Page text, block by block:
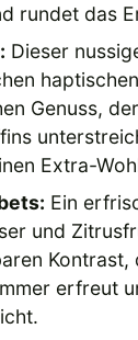
rundet das
Dieser
Genuss,
Extra-
Ein
und
Kontrast,
erfreut